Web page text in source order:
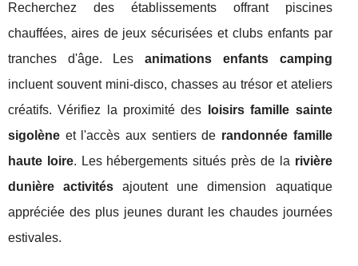
Recherchez des établissements offrant piscines
chauffées, aires de jeux sécurisées et clubs enfants par
tranches d'âge. Lesanimations enfants camping
incluent souvent mini-disco, chasses au trésor et ateliers
créatifs. Vérifiez la proximité des
loisirs famille sainte
sigolène et l'accès aux sentiers de randonnée famille
haute loire. Les hébergements situés près de la rivière
dunière activités ajoutent une dimension aquatique
appréciée des plus jeunes durant les chaudes journées
estivales.